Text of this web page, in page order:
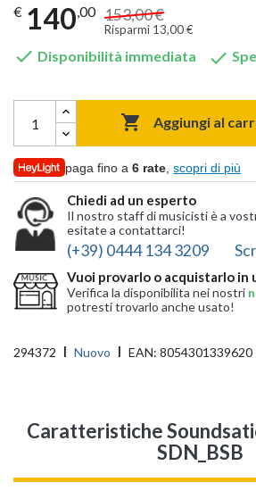
€ 140,00 153,00 €
Risparmi 13,00 €
 Disponibilità immediata 
 Aggiungi al
paga fino a6 rate ,scopri di più
Chiedi ad un esperto
Il nostro staff di musicisti è a
esitate a contattarci!
(+39) 0444 134 3209
Vuoi provarlo o acquistarlo in
Verifica la disponibilita nei nostri
potresti trovarlo anche usato!
294372 Nuovo EAN: 8054301339620
Caratteristiche
SDN_BSB